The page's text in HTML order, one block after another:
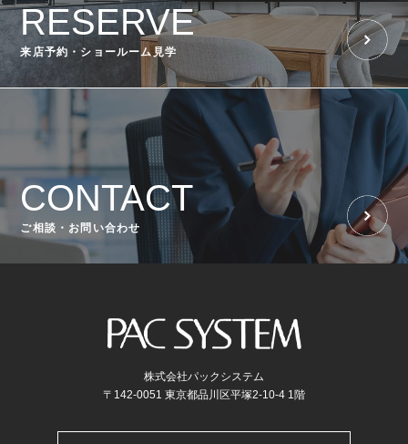
RESERVE
来店予約・ショールーム見学
CONTACT
ご相談・お問い合わせ
株式会社パックシステム
〒142-0051 東京都品川区平塚2-10-4 1階